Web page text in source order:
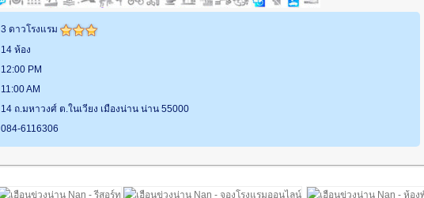
3 ดาวโรงแรม
14 ห้อง
12:00 PM
11:00 AM
14 ถ.มหาวงศ์ ต.ในเวียง เมืองน่าน น่าน 55000
084-6116306